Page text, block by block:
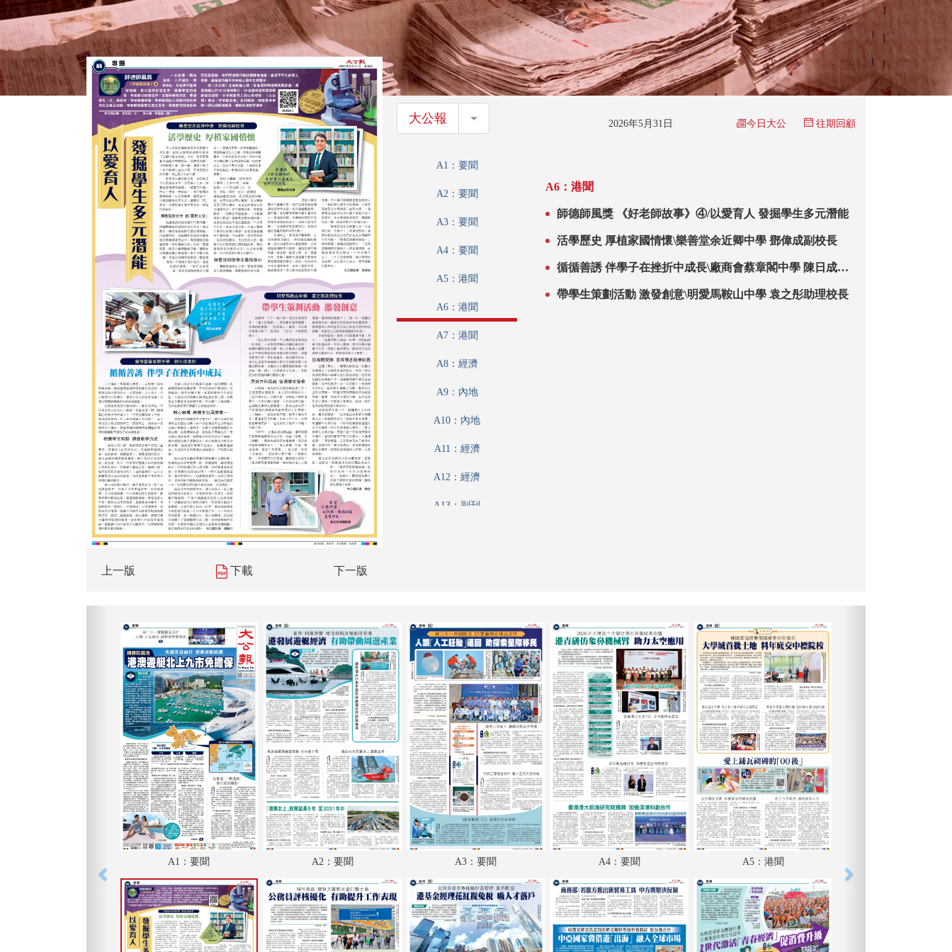
上一版 下載 下一版
大公報 大公報 2026年5月31日 今日大公 往期回顧
A1：要聞
A2：要聞
A3：要聞
A4：要聞
A5：港聞
A6：港聞
A7：港聞
A8：經濟
A9：內地
A10：內地
A11：經濟
A12：經濟
A13：副刊
A18：體育
A19：國際
A20：國際
A6：港聞
師德師風獎 《好老師故事》④/以愛育人 發掘學生多元潛能
活學歷史 厚植家國情懷\樂善堂余近卿中學 鄧偉成副校長
循循善誘 伴學子在挫折中成長\廠商會蔡章閣中學 陳日成老
帶學生策劃活動 激發創意\明愛馬鞍山中學 袁之彤助理校長
A1：要聞 A2：要聞 A3：要聞 A4：要聞 A5：港聞